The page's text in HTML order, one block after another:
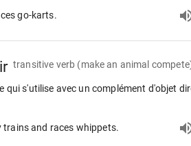
go-karts.
transitive verb (make an animal
qui s'utilise avec un complément d'objet
trains and races whippets.